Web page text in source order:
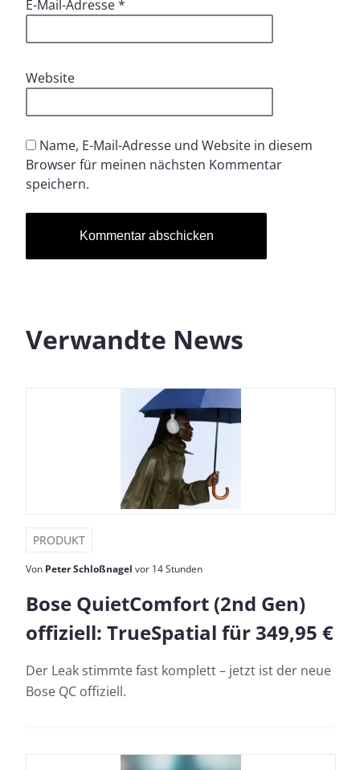
E-Mail-Adresse*
Website
Name, E-Mail-Adresse und Website in diesem
Browser für meinen nächsten Kommentar
speichern.
Verwandte News
PRODUKT
Von Peter Schloßnagel vor 14 Stunden
Bose QuietComfort (2nd Gen)
offiziell: TrueSpatial für 349,95 €
Der Leak stimmte fast komplett – jetzt ist der neue
Bose QC offiziell.